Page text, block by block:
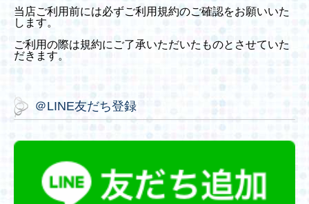
当店ご利用前には必ずご利用規約のご確認をお願いいた
します。
ご利用の際は規約にご了承いただいたものとさせていた
だきます。
＠LINE友だち登録